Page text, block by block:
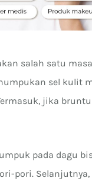
salah satu
sel kulit
jika
pada dagu
pori.